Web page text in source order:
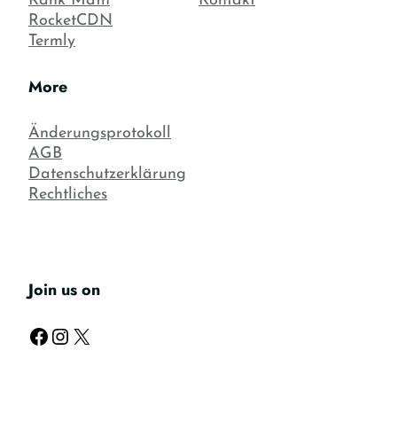
RocketCDN
Termly
More
Änderungsprotokoll
AGB
Datenschutzerklärung
Rechtliches
Join us on
Facebook Instagram X